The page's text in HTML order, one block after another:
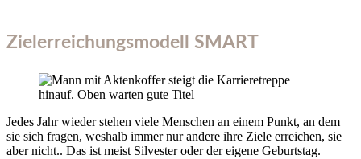
Zielerreichungsmodell SMART
Jedes Jahr wieder stehen viele Menschen an einem Punkt, an dem
sie sich fragen, weshalb immer nur andere ihre Ziele erreichen, sie
aber nicht.. Das ist meist Silvester oder der eigene Geburtstag.